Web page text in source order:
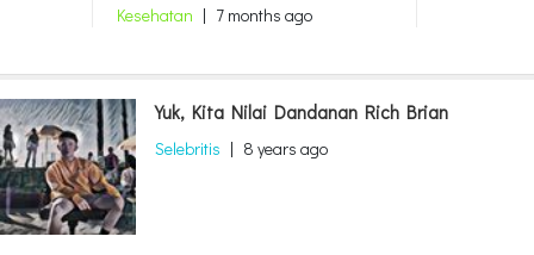
Kesehatan | 7 months ago
Yuk, Kita Nilai Dandanan Rich Brian
Selebritis | 8 years ago